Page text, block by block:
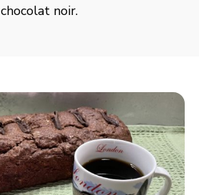
chocolat noir.